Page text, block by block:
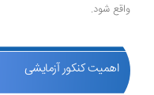
واقع شود.
اهمیت کنکور آزمایشی